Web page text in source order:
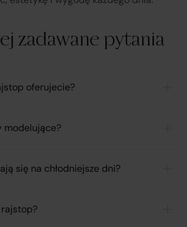
zadawane pytania
oferujecie?
modelujące?
się na chłodniejsze dni?